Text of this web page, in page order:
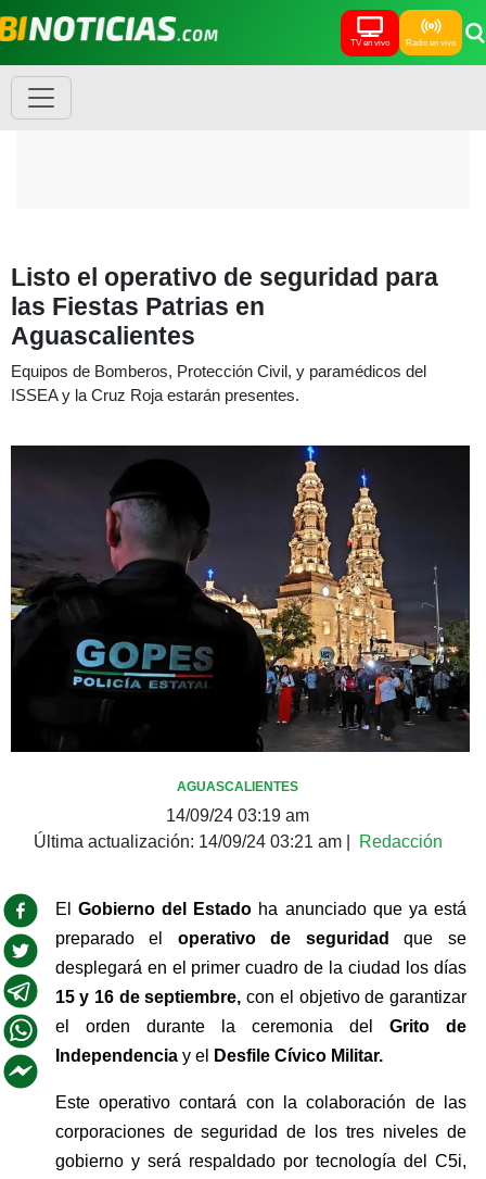
TV en vivo Radio en vivo
Listo el operativo de seguridad para
las Fiestas Patrias en
Aguascalientes
Equipos de Bomberos, Protección Civil, y paramédicos del
ISSEA y la Cruz Roja estarán presentes.
AGUASCALIENTES
14/09/24 03:19 am
Última actualización: 14/09/24 03:21 am| Redacción
El Gobierno del Estado ha anunciado que ya está
preparado el operativo de seguridad
que se
desplegará en el primer cuadro de la ciudad los días
15 y 16 de septiembre, con el objetivo de garantizar
el orden durante la ceremonia del Grito de
Independencia y el Desfile Cívico Militar.
Este operativo contará con la colaboración de las
corporaciones de seguridad de los tres niveles de
gobierno y será respaldado por tecnología del C5i,